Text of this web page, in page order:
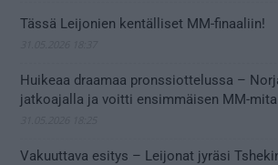
Tässä Leijonien kentälliset MM-finaaliin!
Huikeaa draamaa pronssiottelussa –
jatkoajalla ja voitti ensimmäisen MM-
Vakuuttava esitys – Leijonat jyräsi